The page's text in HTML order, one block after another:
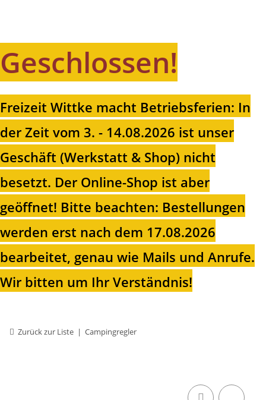
Geschlossen!
Freizeit Wittke macht Betriebsferien: In
der Zeit vom 3. - 14.08.2026 ist unser
Geschäft (Werkstatt & Shop) nicht
besetzt. Der Online-Shop ist aber
geöffnet! Bitte beachten: Bestellungen
werden erst nach dem 17.08.2026
bearbeitet, genau wie Mails und Anrufe.
Wir bitten um Ihr Verständnis!
Zurück zur Liste Campingregler